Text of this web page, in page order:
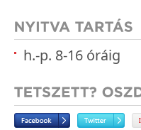
h.-p. 8-16 óráig